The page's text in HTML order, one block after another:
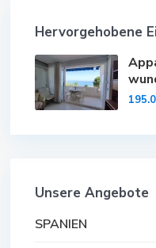
Hervorgehobene
Unsere Angebote
SPANIEN